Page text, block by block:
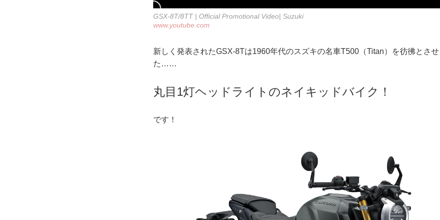
GSX-8T/8TT | Official Promotional Video| Suzuki
www.youtube.com
新しく発表されたGSX-8Tは1960年代のスズキの名車T500（Titan）を彷彿とさ
た……
丸目1灯ヘッドライトのネイキッドバイク！
です！